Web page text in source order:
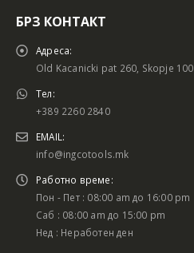
БРЗ КОНТАКТ
Адреса:
Old Kacanicki pat 260, Skopje
Тел:
+389 2260 2840
EMAIL:
info@ingcotools.mk
Работно време:
Пон - Пет : 08:00 am до 16:00 pm
Саб : 08:00 am до 15:00 pm
Нед : Неработен ден